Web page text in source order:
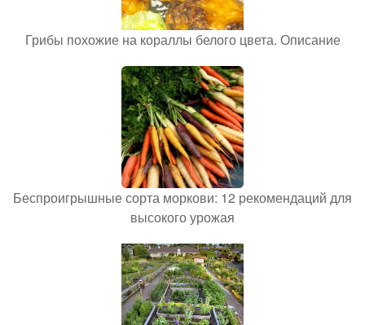
Грибы похожие на кораллы белого цвета. Описание
Беспроигрышные сорта моркови: 12 рекомендаций для
высокого урожая